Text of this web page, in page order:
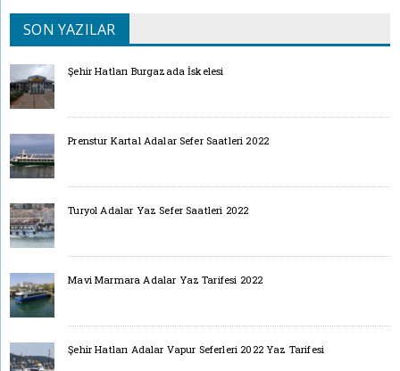
SON YAZILAR
Şehir Hatları Burgazada İskelesi
Prenstur Kartal Adalar Sefer Saatleri 2022
Turyol Adalar Yaz Sefer Saatleri 2022
Mavi Marmara Adalar Yaz Tarifesi 2022
Şehir Hatları Adalar Vapur Seferleri 2022 Yaz Tarifesi